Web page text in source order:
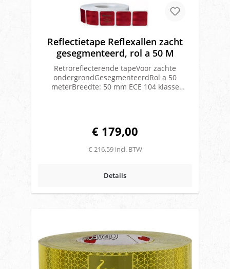
Reflectietape Reflexallen zacht
gesegmenteerd, rol a 50 M
Retroreflecterende tapeVoor zachte
ondergrondGesegmenteerdRol a 50
meterBreedte: 50 mm ECE 104 klasse
€ 179,00
€ 216,59 incl. BTW
Details